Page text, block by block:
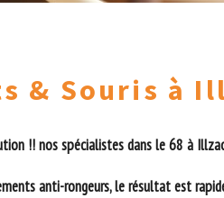
& Souris à
!! nos spécialistes dans le 68 à
anti-rongeurs, le résultat est